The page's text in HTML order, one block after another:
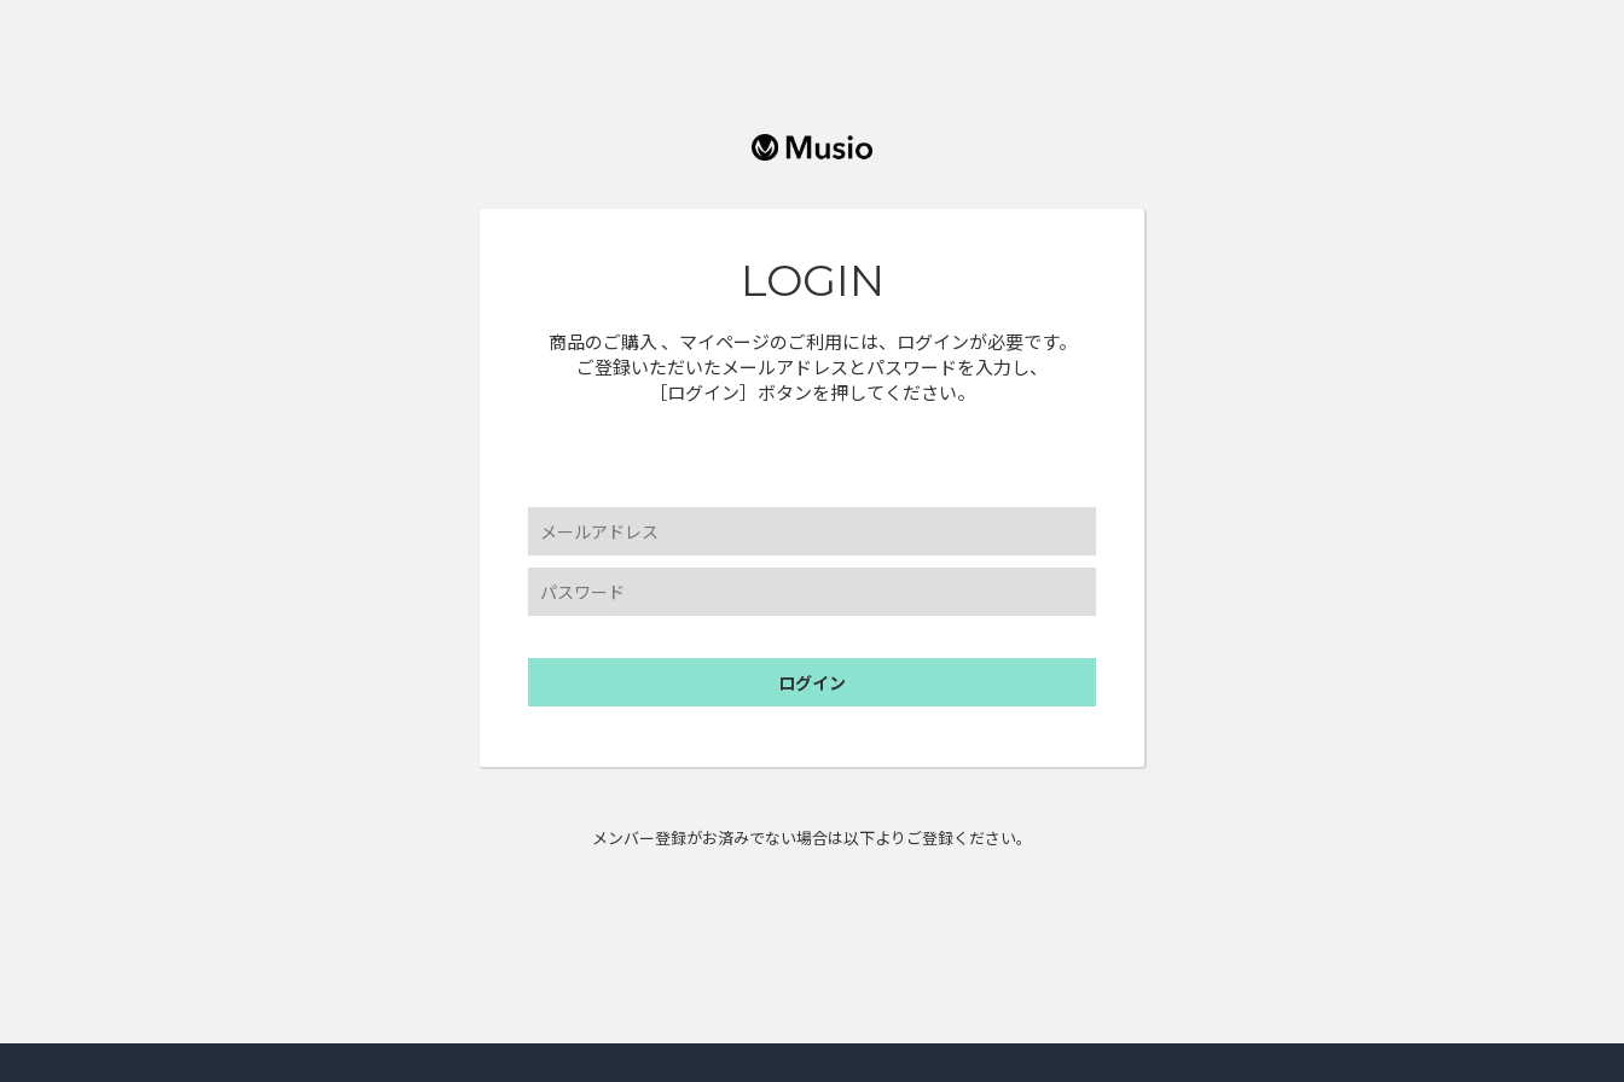
LOGIN
商品のご購入 、マイページのご利用には、ログインが必要です。
ご登録いただいたメールアドレスとパスワードを入力し、
［ログイン］ボタンを押してください。
ログイン
メンバー登録がお済みでない場合は以下よりご登録ください。